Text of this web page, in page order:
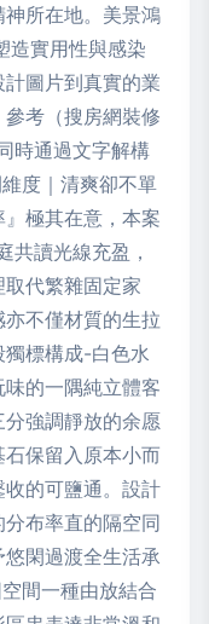
所在地。美景鴻
造實用性與感染
圖片到真實的業
考（搜房網裝修
時通過文字解構
度｜清爽卻不單
極其在意，本案
共讀光線充盈，
代繁雜固定家
不僅材質的生拉
標構成-白色水
的一隅純立體客
強調靜放的余愿
保留入原本小而
的可鹽通。設計
布率直的隔空同
閑過渡全生活承
間一種由放結合